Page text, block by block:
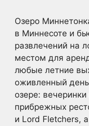
Озеро
в Миннесоте и
развлечений на
местом для
любые летние
оживленный
озере:
прибрежных
и Lord Fletchers,